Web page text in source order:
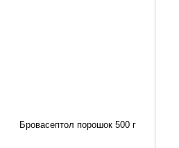
Бровасептол порошок 500 г